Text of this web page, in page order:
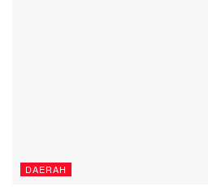
DAERAH